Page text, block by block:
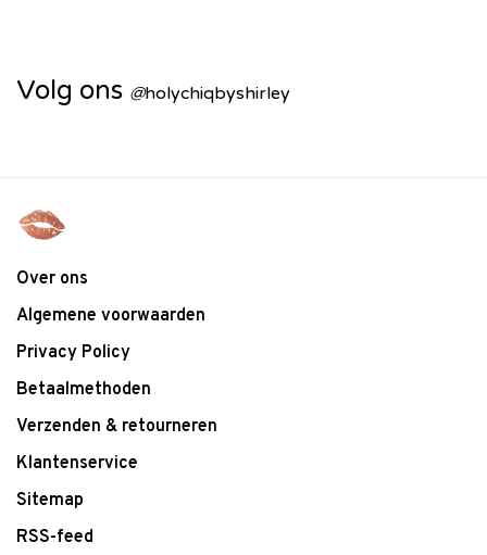
Volg ons @holychiqbyshirley
Over ons
Algemene voorwaarden
Privacy Policy
Betaalmethoden
Verzenden & retourneren
Klantenservice
Sitemap
RSS-feed